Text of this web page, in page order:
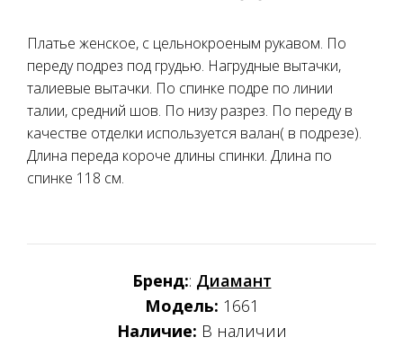
Платье женское, с цельнокроеным рукавом. По
переду подрез под грудью. Нагрудные вытачки,
талиевые вытачки. По спинке подре по линии
талии, средний шов. По низу разрез. По переду в
качестве отделки используется валан( в подрезе).
Длина переда короче длины спинки. Длина по
спинке 118 см.
Бренд:: Диамант
Модель: 1661
Наличие: В наличии